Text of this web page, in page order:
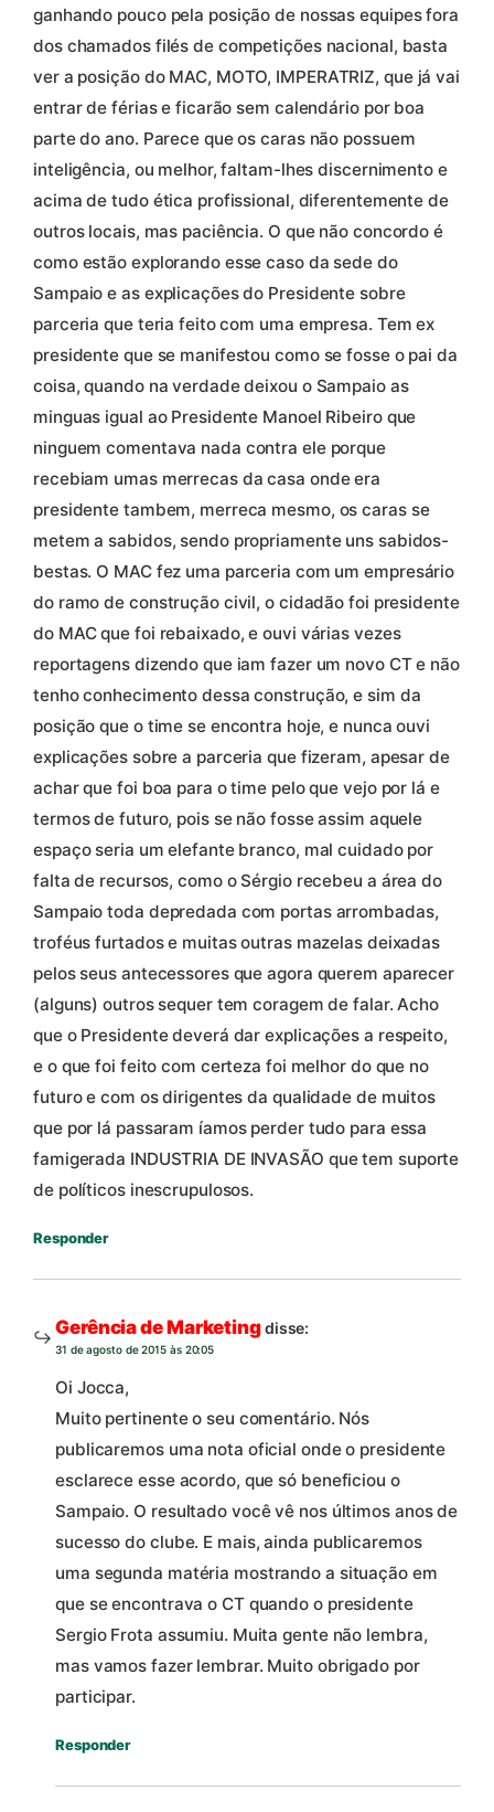
ganhando pouco pela posição de nossas equipes fora
dos chamados filés de competições nacional, basta
ver a posição do MAC, MOTO, IMPERATRIZ, que já vai
entrar de férias e ficarão sem calendário por boa
parte do ano. Parece que os caras não possuem
inteligência, ou melhor, faltam-lhes discernimento e
acima de tudo ética profissional, diferentemente de
outros locais, mas paciência. O que não concordo é
como estão explorando esse caso da sede do
Sampaio e as explicações do Presidente sobre
parceria que teria feito com uma empresa. Tem ex
presidente que se manifestou como se fosse o pai da
coisa, quando na verdade deixou o Sampaio as
minguas igual ao Presidente Manoel Ribeiro que
ninguem comentava nada contra ele porque
recebiam umas merrecas da casa onde era
presidente tambem, merreca mesmo, os caras se
metem a sabidos, sendo propriamente uns sabidos-
bestas. O MAC fez uma parceria com um empresário
do ramo de construção civil, o cidadão foi presidente
do MAC que foi rebaixado, e ouvi várias vezes
reportagens dizendo que iam fazer um novo CT e não
tenho conhecimento dessa construção, e sim da
posição que o time se encontra hoje, e nunca ouvi
explicações sobre a parceria que fizeram, apesar de
achar que foi boa para o time pelo que vejo por lá e
termos de futuro, pois se não fosse assim aquele
espaço seria um elefante branco, mal cuidado por
falta de recursos, como o Sérgio recebeu a área do
Sampaio toda depredada com portas arrombadas,
troféus furtados e muitas outras mazelas deixadas
pelos seus antecessores que agora querem aparecer
(alguns) outros sequer tem coragem de falar. Acho
que o Presidente deverá dar explicações a respeito,
e o que foi feito com certeza foi melhor do que no
futuro e com os dirigentes da qualidade de muitos
que por lá passaram íamos perder tudo para essa
famigerada INDUSTRIA DE INVASÃO que tem suporte
de políticos inescrupulosos.
Responder
Gerência de Marketingdisse:
31 de agosto de 2015 às 20:05
Oi Jocca,
Muito pertinente o seu comentário. Nós
publicaremos uma nota oficial onde o presidente
esclarece esse acordo, que só beneficiou o
Sampaio. O resultado você vê nos últimos anos de
sucesso do clube. E mais, ainda publicaremos
uma segunda matéria mostrando a situação em
que se encontrava o CT quando o presidente
Sergio Frota assumiu. Muita gente não lembra,
mas vamos fazer lembrar. Muito obrigado por
participar.
Responder